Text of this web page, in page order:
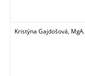
Kristýna Gajdošová, MgA.